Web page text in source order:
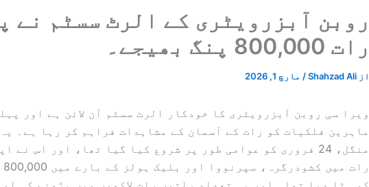
روبن آبزرویٹری کے الرٹ سسٹم نے
رات 800,000 پنگ بھیجے۔
از Shahzad Ali
/ مارچ 1, 2026
ویرا سی روبن آبزرویٹری کا خودکار الرٹ سسٹم آن لائن ہے اور
ماہرین فلکیات کو رات کے آسمان کے مشاہدات فراہم کر رہا ہے۔
منگل، 24 فروری کو عوامی طور پر شروع کیا گیا تھا، اور اس نے
کو ہٹا دیا تھا۔ اور یہ تعداد راتوں رات لاکھوں میں بڑھنے کی